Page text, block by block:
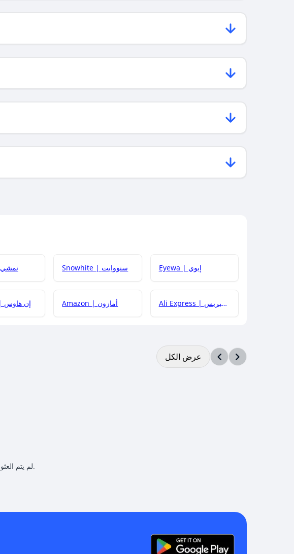
Namshi | نمشي Snowhite | سنووايت Eyewa | إيوي
In-House | إن هاوس Amazon | أمازون Ali Express | علي إكسبريس
عرض الكل
لم يتم العثور على مقالات مطابقة للبحث الذي تم تحديده.